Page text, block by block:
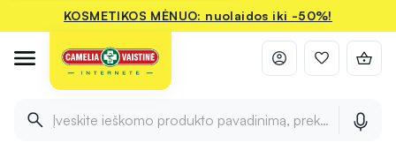
KOSMETIKOS MĖNUO: nuolaidos iki -50%!
Įveskite ieškomo produkto pavadinimą, prekės ženklą ir